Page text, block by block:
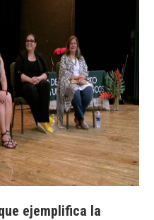
ejemplifica la